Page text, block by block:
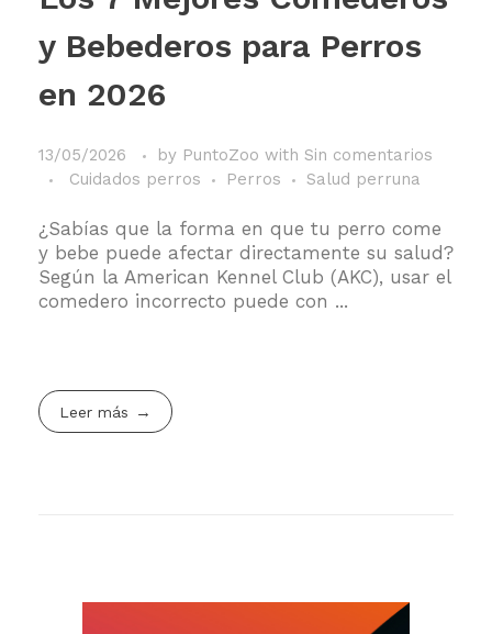
y Bebederos para Perros
en 2026
13/05/2026 by PuntoZoo with Sin comentarios
Cuidados perros
Perros Salud perruna
¿Sabías que la forma en que tu perro come
y bebe puede afectar directamente su salud?
Según la American Kennel Club (AKC), usar el
comedero incorrecto puede con ...
Leer más